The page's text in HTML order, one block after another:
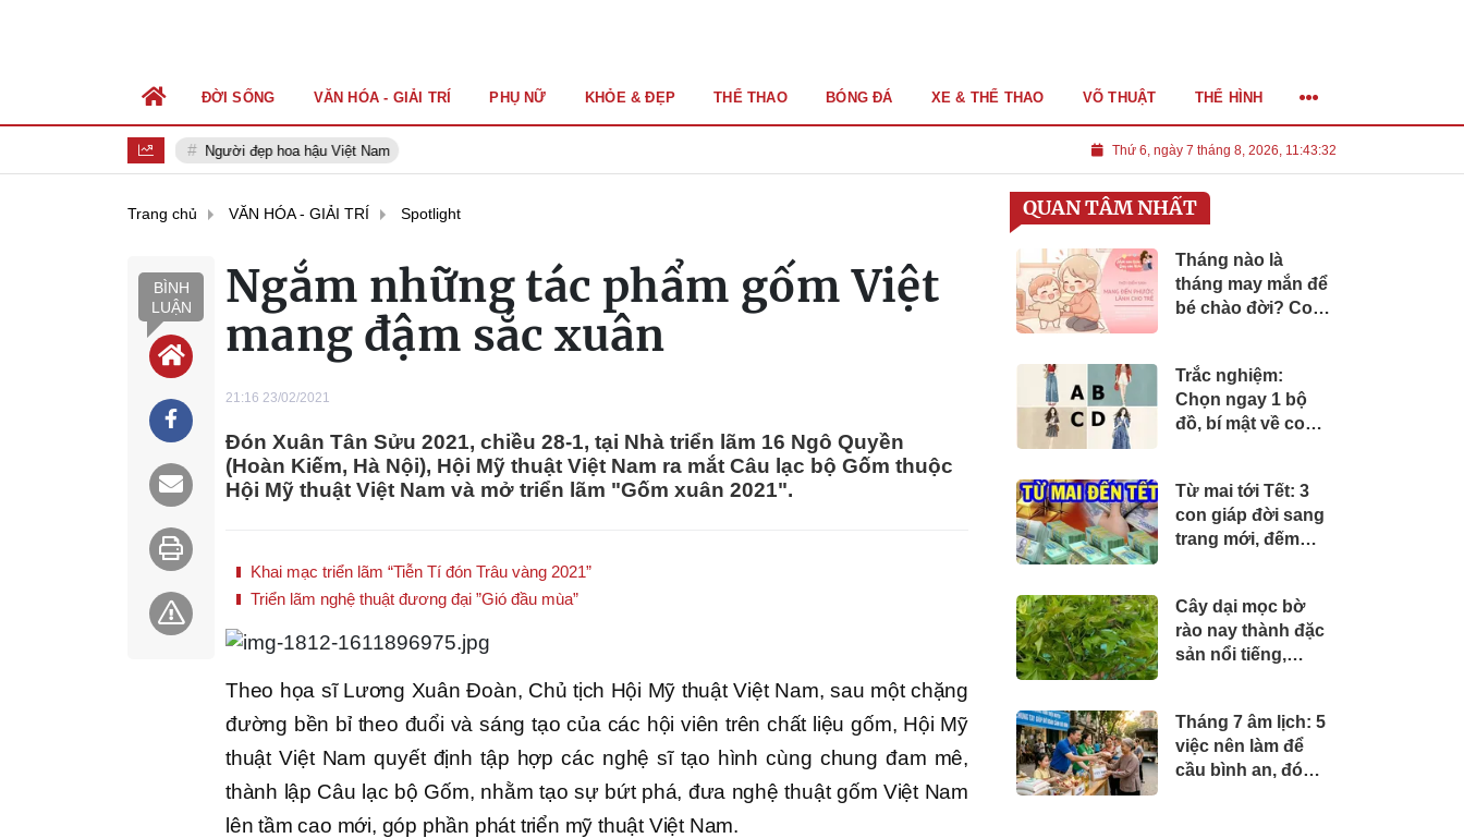
Người đẹp hoa hậu Việt Nam Thứ 6, ngày 7 tháng 8, 2026, 11:43:33
ĐỜI SỐNG VĂN HÓA - GIẢI TRÍ PHỤ NỮ KHỎE & ĐẸP THỂ THAO BÓNG ĐÁ XE & THỂ THAO VÕ THUẬT THỂ HÌNH
Trang chủ VĂN HÓA - GIẢI TRÍ Spotlight
BÌNH
LUẬN
Ngắm những tác phẩm gốm Việt
mang đậm sắc xuân
21:16 23/02/2021
Đón Xuân Tân Sửu 2021, chiều 28-1, tại Nhà triển lãm 16 Ngô Quyền
(Hoàn Kiếm, Hà Nội), Hội Mỹ thuật Việt Nam ra mắt Câu lạc bộ Gốm thuộc
Hội Mỹ thuật Việt Nam và mở triển lãm "Gốm xuân 2021".
Khai mạc triển lãm “Tiễn Tí đón Trâu vàng 2021”
Triển lãm nghệ thuật đương đại ”Gió đầu mùa”
Theo họa sĩ Lương Xuân Đoàn, Chủ tịch Hội Mỹ thuật Việt Nam, sau một chặng
đường bền bỉ theo đuổi và sáng tạo của các hội viên trên chất liệu gốm, Hội Mỹ
thuật Việt Nam quyết định tập hợp các nghệ sĩ tạo hình cùng chung đam mê,
thành lập Câu lạc bộ Gốm, nhằm tạo sự bứt phá, đưa nghệ thuật gốm Việt Nam
lên tầm cao mới, góp phần phát triển mỹ thuật Việt Nam.
QUAN TÂM NHẤT
Tháng nào là
tháng may mắn để
bé chào đời? Con
vận mệnh tốt đẹp
Trắc nghiệm:
Chọn ngay 1 bộ
đồ, bí mật về con
Từ mai tới Tết: 3
con giáp đời sang
trang mới, đếm
Cây dại mọc bờ
rào nay thành đặc
sản nổi tiếng,
giá 65.000
đồng/kg được
người thành phố
Tháng 7 âm lịch: 5
việc nên làm để
cầu bình an, đón